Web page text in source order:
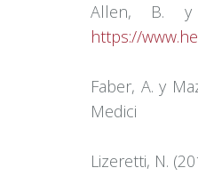
Allen, B. y
https://
Faber, A. y
Medici
Lizeretti, N.